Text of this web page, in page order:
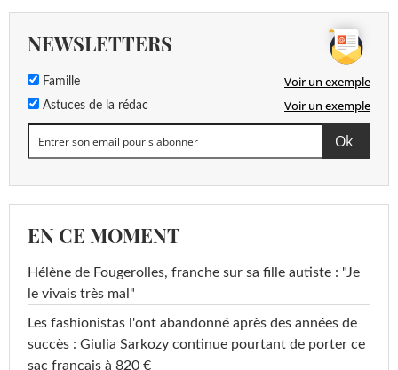
NEWSLETTERS
Famille Voir un exemple
Astuces de la rédac Voir un exemple
EN CE MOMENT
Hélène de Fougerolles, franche sur sa fille autiste : "Je
le vivais très mal"
Les fashionistas l'ont abandonné après des années de
succès : Giulia Sarkozy continue pourtant de porter ce
sac français à 820 €